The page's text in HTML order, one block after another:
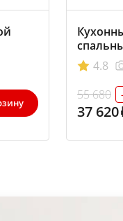
4.8
55 680
37 620